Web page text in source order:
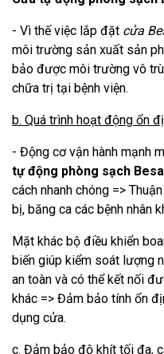
- Vì thế việc lắp đặt cửa
môi trường sản xuất sản
bảo được môi trường vô
chữa trị tại bệnh viện.
b. Quá trình hoạt động ổn
- Động cơ vận hành mạnh
tự động phòng sạch
cách nhanh chóng =>
bị, băng ca các bệnh nhân
Mặt khác bộ điều khiển
biến giúp kiểm soát lượng
an toàn và có thể kết nối
khác => Đảm bảo tính ổn
dụng cửa.
c. Đảm bảo độ khít tối đa,